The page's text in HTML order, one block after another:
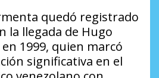
quedó registrado
la llegada de Hugo
1999, quien marcó
significativa en el